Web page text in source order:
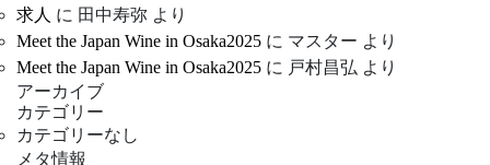
求人 に 田中寿弥 より
Meet the Japan Wine in Osaka2025 に マスター より
Meet the Japan Wine in Osaka2025 に 戸村昌弘 より
アーカイブ
カテゴリー
カテゴリーなし
メタ情報